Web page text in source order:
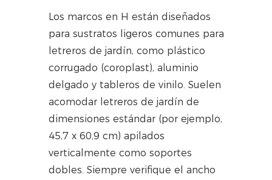
Los marcos en H están diseñados
para sustratos ligeros comunes para
letreros de jardín, como plástico
corrugado (coroplast), aluminio
delgado y tableros de vinilo. Suelen
acomodar letreros de jardín de
dimensiones estándar (por ejemplo,
45,7 x 60,9 cm) apilados
verticalmente como soportes
dobles. Siempre verifique el ancho